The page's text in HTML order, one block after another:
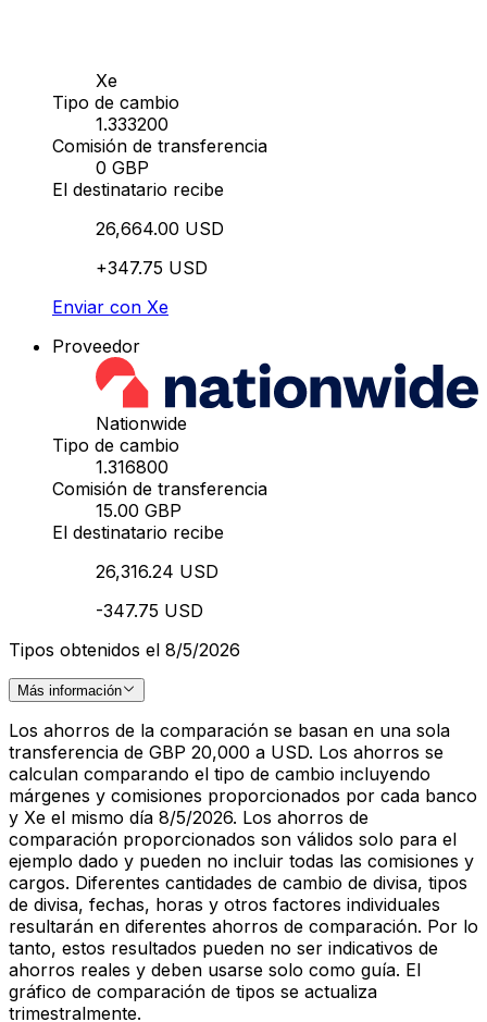
Xe
Tipo de cambio
1.333200
Comisión de transferencia
0 GBP
El destinatario recibe
26,664.00 USD
+347.75 USD
Enviar con Xe
Proveedor
Nationwide
Tipo de cambio
1.316800
Comisión de transferencia
15.00 GBP
El destinatario recibe
26,316.24 USD
-347.75 USD
Tipos obtenidos el 8/5/2026
Más información
Los ahorros de la comparación se basan en una sola
transferencia de GBP 20,000 a USD. Los ahorros se
calculan comparando el tipo de cambio incluyendo
márgenes y comisiones proporcionados por cada banco
y Xe el mismo día 8/5/2026. Los ahorros de
comparación proporcionados son válidos solo para el
ejemplo dado y pueden no incluir todas las comisiones y
cargos. Diferentes cantidades de cambio de divisa, tipos
de divisa, fechas, horas y otros factores individuales
resultarán en diferentes ahorros de comparación. Por lo
tanto, estos resultados pueden no ser indicativos de
ahorros reales y deben usarse solo como guía. El
gráfico de comparación de tipos se actualiza
trimestralmente.